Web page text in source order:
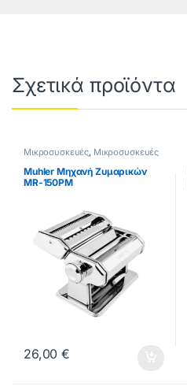
Σχετικά προϊόντα
Μικροσυσκευές, Μικροσυσκευές
Κουζίνας
Muhler Μηχανή Ζυμαρικών
MR-150PM
26,00€